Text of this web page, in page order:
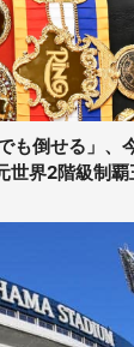
も倒せる」、
世界2階級制